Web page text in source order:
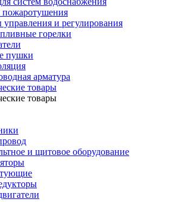
и регулирования
горелки
пушки
арматура
товары
товары
и щитовое оборудование